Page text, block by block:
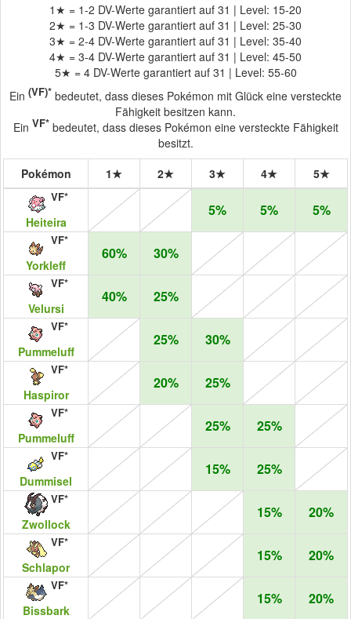
1★ = 1-2 DV-Werte garantiert auf 31 | Level: 15-20
2★ = 1-3 DV-Werte garantiert auf 31 | Level: 25-30
3★ = 2-4 DV-Werte garantiert auf 31 | Level: 35-40
4★ = 3-4 DV-Werte garantiert auf 31 | Level: 45-50
5★ = 4 DV-Werte garantiert auf 31 | Level: 55-60
Ein (VF)* bedeutet, dass dieses Pokémon mit Glück eine versteckte
Fähigkeit besitzen kann.
Ein VF* bedeutet, dass dieses Pokémon eine versteckte Fähigkeit
besitzt.
Pokémon
1★ 2★ 3★ 4★ 5★
VF*
Heiteira
5% 5% 5%
VF*
Yorkleff
60% 30%
VF*
Velursi
40% 25%
VF*
Pummeluff
25% 30%
VF*
Haspiror
20% 25%
VF*
Pummeluff
25% 25%
VF*
Dummisel
15% 25%
VF*
Zwollock
15% 20%
VF*
Schlapor
15% 20%
VF*
Bissbark
15% 20%